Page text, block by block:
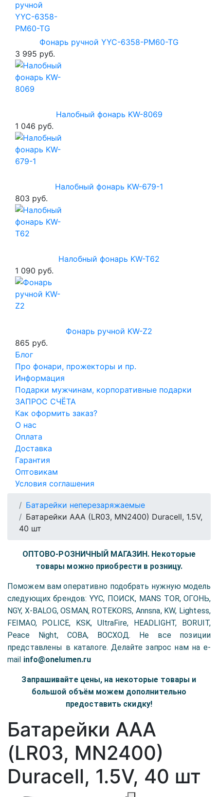
Фонарь ручной YYC-6358-PM60-TG
3 995 руб.
Налобный фонарь KW-8069
1 046 руб.
Налобный фонарь KW-679-1
803 руб.
Налобный фонарь KW-T62
1 090 руб.
Фонарь ручной KW-Z2
865 руб.
Блог
Про фонари, прожекторы и пр.
Информация
Подарки мужчинам, корпоративные подарки
ЗАПРОС СЧЁТА
Как оформить заказ?
О нас
Оплата
Доставка
Гарантия
Оптовикам
Условия соглашения
Батарейки неперезаряжаемые
Батарейки AAA (LR03, MN2400) Duracell, 1.5V,
40 шт
ОПТОВО-РОЗНИЧНЫЙ МАГАЗИН. Некоторые
товары можно приобрести в розницу.
Поможем вам оперативно подобрать нужную модель
следующих брендов: YYC, ПОИСК, MANS TOR, ОГОНЬ,
NGY, X-BALOG, OSMAN, ROTEKORS, Annsna, KW, Lightess,
FEIMAO, POLICE, KSK, UltraFire, HEADLIGHT, BORUIT,
Peace Night, COBA, ВОСХОД. Не все позиции
представлены в каталоге. Делайте запрос нам на e-
mail info@onelumen.ru
Запрашивайте цены, на некоторые товары и
большой объём можем дополнительно
предоставить скидку!
Батарейки AAA
(LR03, MN2400)
Duracell, 1.5V, 40 шт